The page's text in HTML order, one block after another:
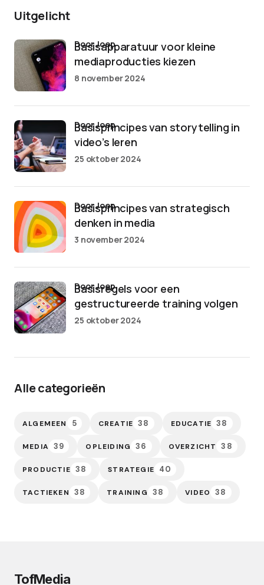
Uitgelicht
Basisapparatuur voor kleine
mediaproducties kiezen
door Joep
8 november 2024
Basisprincipes van storytelling in
video’s leren
door Joep
25 oktober 2024
Basisprincipes van strategisch
denken in media
door Joep
3 november 2024
Basisregels voor een
gestructureerde training volgen
door Joep
25 oktober 2024
Alle categorieën
ALGEMEEN 5 CREATIE 38 EDUCATIE 38
MEDIA 39 OPLEIDING 36 OVERZICHT 38
PRODUCTIE 38 STRATEGIE 40
TACTIEKEN 38 TRAINING 38 VIDEO 38
TofMedia